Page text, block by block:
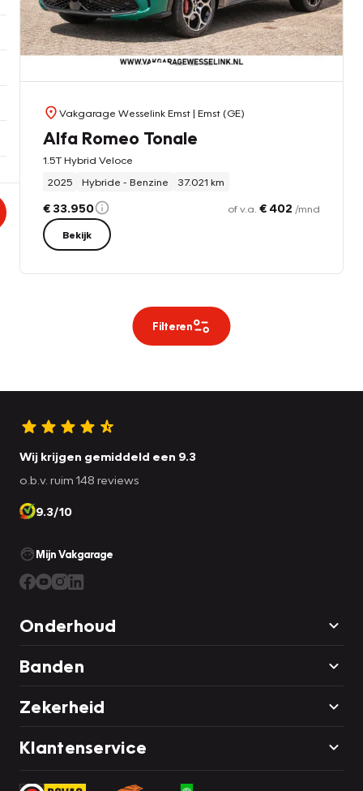
Vakgarage Wesselink Emst| Emst (GE)
Alfa Romeo Tonale
1.5T Hybrid Veloce
2025
Hybride - Benzine 37.021 km
€ 33.950 of v.a. € 402 /mnd
Bekijk
Filteren
Wij krijgen gemiddeld een 9.3
o.b.v. ruim 148 reviews
9.3/10
Mijn Vakgarage
Onderhoud
Banden
Zekerheid
Klantenservice